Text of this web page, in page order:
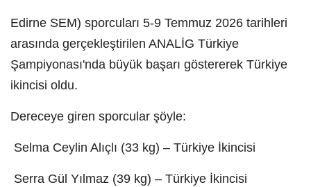
Edirne SEM) sporcuları 5-9 Temmuz 2026 tarihleri
arasında gerçekleştirilen ANALİG Türkiye
Şampiyonası'nda büyük başarı göstererek Türkiye
ikincisi oldu.
Dereceye giren sporcular şöyle:
Selma Ceylin Alıçlı (33 kg) – Türkiye İkincisi
Serra Gül Yılmaz (39 kg) – Türkiye İkincisi